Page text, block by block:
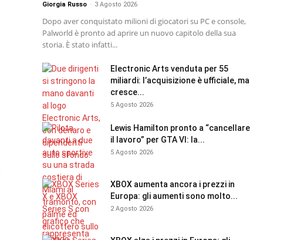
Giorgia Russo - 3 Agosto 2026
Dopo aver conquistato milioni di giocatori su PC e console,
Palworld è pronto ad aprire un nuovo capitolo della sua
storia. È stato infatti...
Electronic Arts venduta per 55
miliardi: l’acquisizione è ufficiale, ma
cresce...
5 Agosto 2026
Lewis Hamilton pronto a “cancellare
il lavoro” per GTA VI: la...
5 Agosto 2026
XBOX aumenta ancora i prezzi in
Europa: gli aumenti sono molto...
2 Agosto 2026